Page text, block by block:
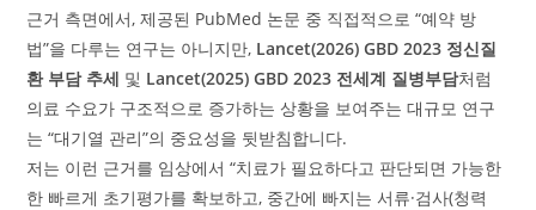
근거 측면에서, 제공된 PubMed 논문 중 직접적으로 “예약 방
법”을 다루는 연구는 아니지만, Lancet(2026) GBD 2023 정신질
환 부담 추세 및 Lancet(2025) GBD 2023 전세계 질병부담처럼
의료 수요가 구조적으로 증가하는 상황을 보여주는 대규모 연구
는 “대기열 관리”의 중요성을 뒷받침합니다.
저는 이런 근거를 임상에서 “치료가 필요하다고 판단되면 가능한
한 빠르게 초기평가를 확보하고, 중간에 빠지는 서류·검사(청력